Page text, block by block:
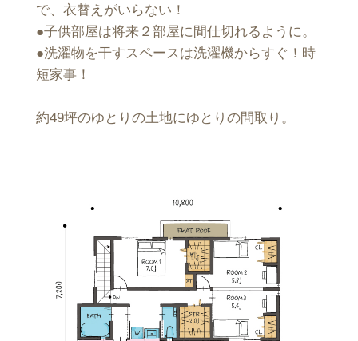
で、衣替えがいらない！
●子供部屋は将来２部屋に間仕切れるように。
●洗濯物を干すスペースは洗濯機からすぐ！時
短家事！
約49坪のゆとりの土地にゆとりの間取り。